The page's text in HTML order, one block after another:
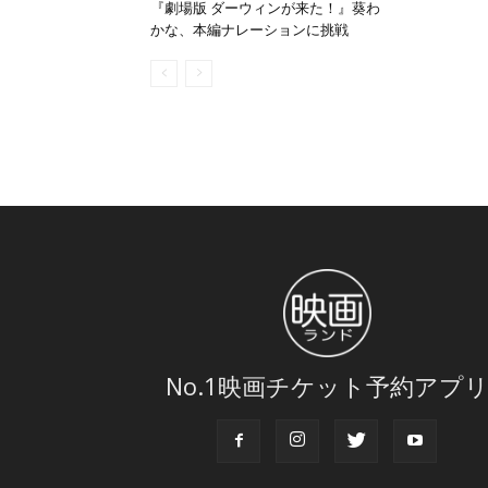
『劇場版 ダーウィンが来た！』葵わ
かな、本編ナレーションに挑戦
No.1映画チケット予約アプリ